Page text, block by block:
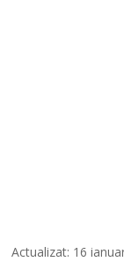
Actualizat: 16